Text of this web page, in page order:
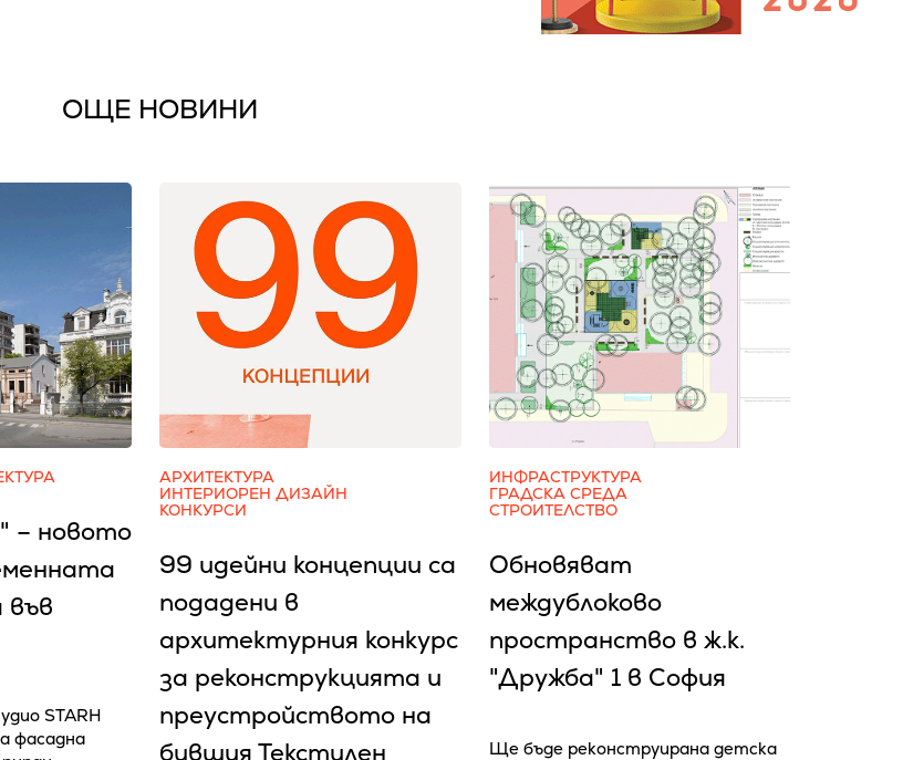
ОЩЕ НОВИНИ
– новото
STARH
фасадна
АРХИТЕКТУРА
ИНТЕРИОРЕН ДИЗАЙН
КОНКУРСИ
99 идейни концепции са
подадени в
архитектурния конкурс
за реконструкцията и
преустройството на
бившия Текстилен
ИНФРАСТРУКТУРА
ГРАДСКА СРЕДА
СТРОИТЕЛСТВО
Обновяват
междублоково
пространство в ж.к.
"Дружба" 1 в София
Ще бъде реконструирана детска